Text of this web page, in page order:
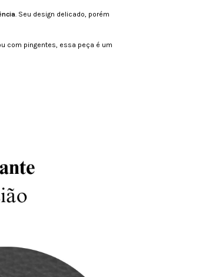
. Seu design delicado, porém
com pingentes, essa peça é um